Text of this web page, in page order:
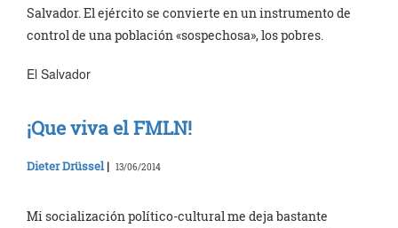
Salvador. El ejército se convierte en un instrumento de
control de una población «sospechosa», los pobres.
El Salvador
¡Que viva el FMLN!
Dieter Drüssel | 13/06/2014
Mi socialización político-cultural me deja bastante